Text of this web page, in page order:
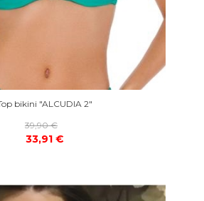
bikini "ALCUDIA 2"
39,90 €
33,91 €